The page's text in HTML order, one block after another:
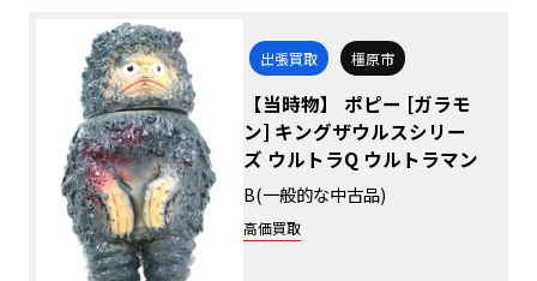
出張買取 橿原市
【当時物】 ポピー [ガラモ
ン] キングザウルスシリー
ズ ウルトラQ ウルトラマン
B(一般的な中古品)
高価買取